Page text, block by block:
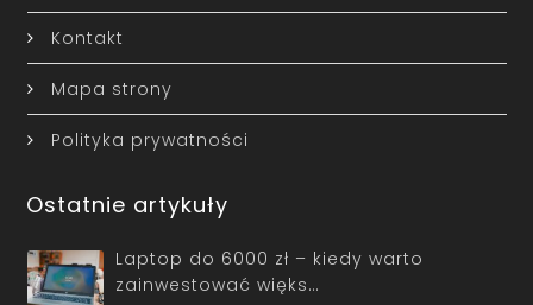
Kontakt
Mapa strony
Polityka prywatności
Ostatnie artykuły
Laptop do 6000 zł – kiedy warto
zainwestować więks…